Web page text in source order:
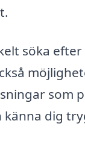
söka
som
dig